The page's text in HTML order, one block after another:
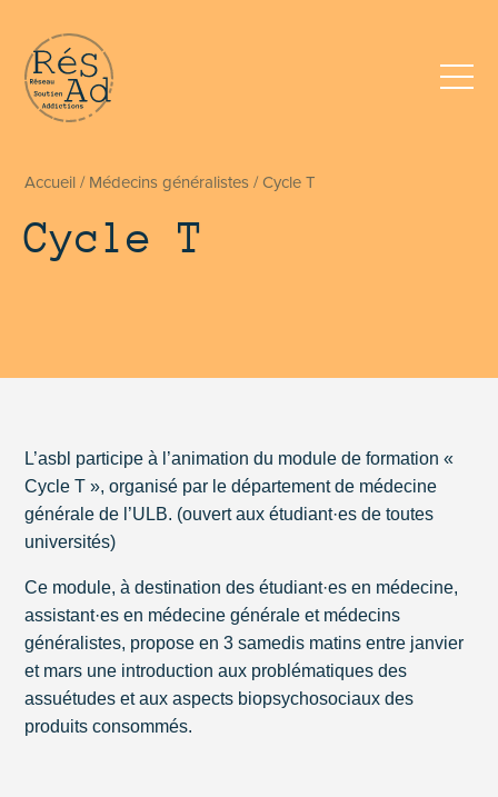
Réseau pluridisciplinaire d’accompagnement et de soutien
Accueil/Médecins généralistes/Cycle T
Cycle T
L’asbl participe à l’animation du module de formation «
Cycle T », organisé par le département de médecine
générale de l’ULB. (ouvert aux étudiant·es de toutes
universités)
Ce module, à destination des étudiant·es en médecine,
assistant·es en médecine générale et médecins
généralistes, propose en 3 samedis matins entre janvier
et mars une introduction aux problématiques des
assuétudes et aux aspects biopsychosociaux des
produits consommés.